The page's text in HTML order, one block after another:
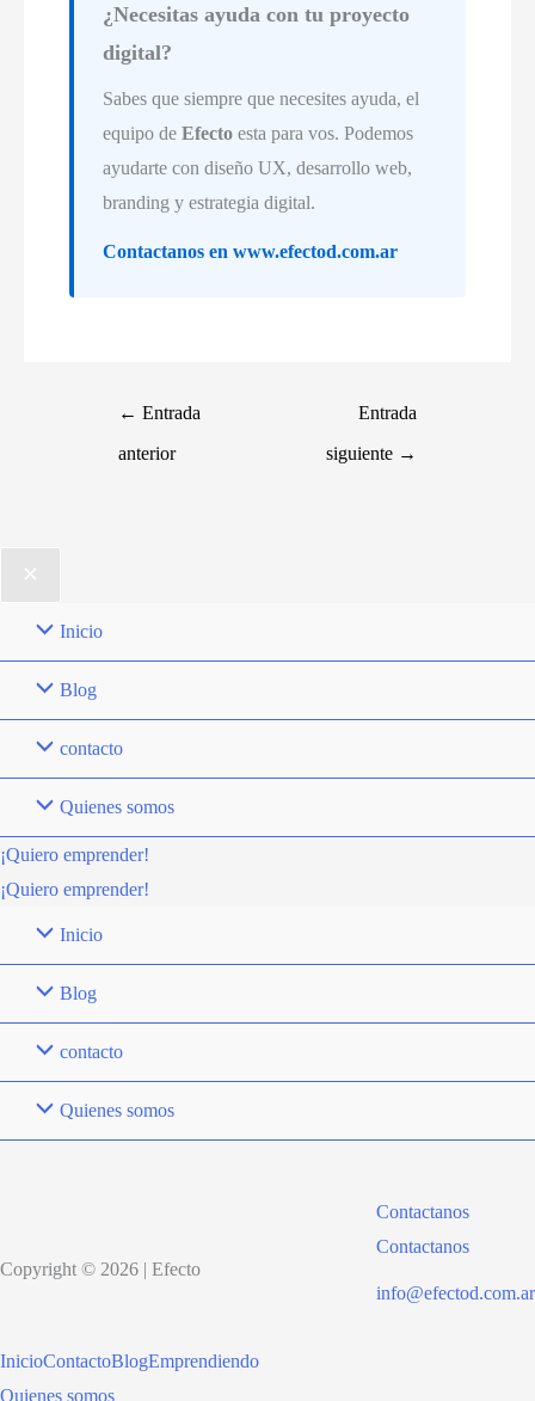
¿Necesitas ayuda con tu proyecto
digital?
Sabes que siempre que necesites ayuda, el
equipo deEfecto esta para vos. Podemos
ayudarte con diseño UX, desarrollo web,
branding y estrategia digital.
Contactanos en www.efectod.com.ar
← Entrada
anterior
Entrada
siguiente →
Inicio
Blog
contacto
Quienes somos
¡Quiero emprender!
¡Quiero emprender!
Inicio
Blog
contacto
Quienes somos
Copyright © 2026 | Efecto
Contactanos
Contactanos
info@efectod.com.ar
InicioContactoBlogEmprendiendo
Quienes somos